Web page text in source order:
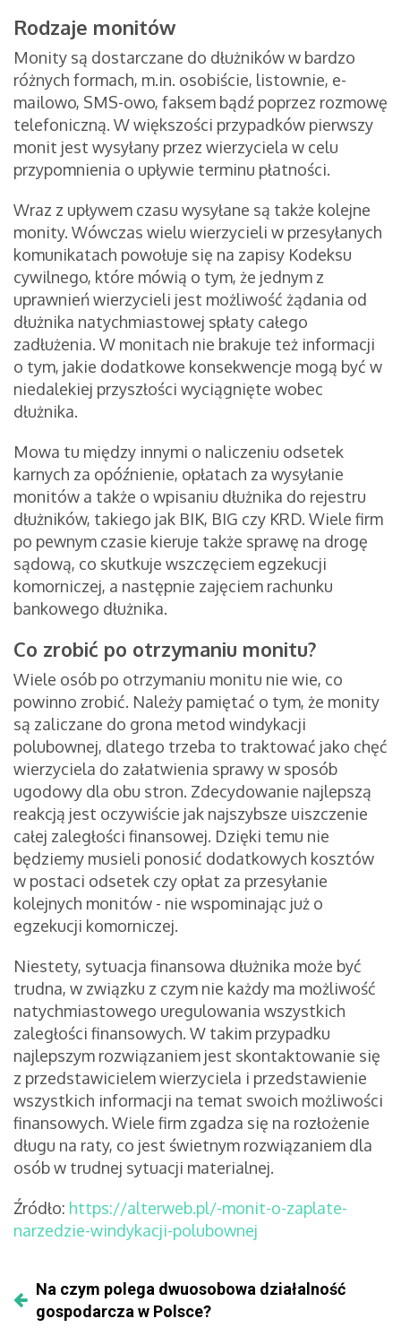
Rodzaje monitów
Monity są dostarczane do dłużników w bardzo
różnych formach, m.in. osobiście, listownie, e-
mailowo, SMS-owo, faksem bądź poprzez rozmowę
telefoniczną. W większości przypadków pierwszy
monit jest wysyłany przez wierzyciela w celu
przypomnienia o upływie terminu płatności.
Wraz z upływem czasu wysyłane są także kolejne
monity. Wówczas wielu wierzycieli w przesyłanych
komunikatach powołuje się na zapisy Kodeksu
cywilnego, które mówią o tym, że jednym z
uprawnień wierzycieli jest możliwość żądania od
dłużnika natychmiastowej spłaty całego
zadłużenia. W monitach nie brakuje też informacji
o tym, jakie dodatkowe konsekwencje mogą być w
niedalekiej przyszłości wyciągnięte wobec
dłużnika.
Mowa tu między innymi o naliczeniu odsetek
karnych za opóźnienie, opłatach za wysyłanie
monitów a także o wpisaniu dłużnika do rejestru
dłużników, takiego jak BIK, BIG czy KRD. Wiele firm
po pewnym czasie kieruje także sprawę na drogę
sądową, co skutkuje wszczęciem egzekucji
komorniczej, a następnie zajęciem rachunku
bankowego dłużnika.
Co zrobić po otrzymaniu monitu?
Wiele osób po otrzymaniu monitu nie wie, co
powinno zrobić. Należy pamiętać o tym, że monity
są zaliczane do grona metod windykacji
polubownej, dlatego trzeba to traktować jako chęć
wierzyciela do załatwienia sprawy w sposób
ugodowy dla obu stron. Zdecydowanie najlepszą
reakcją jest oczywiście jak najszybsze uiszczenie
całej zaległości finansowej. Dzięki temu nie
będziemy musieli ponosić dodatkowych kosztów
w postaci odsetek czy opłat za przesyłanie
kolejnych monitów - nie wspominając już o
egzekucji komorniczej.
Niestety, sytuacja finansowa dłużnika może być
trudna, w związku z czym nie każdy ma możliwość
natychmiastowego uregulowania wszystkich
zaległości finansowych. W takim przypadku
najlepszym rozwiązaniem jest skontaktowanie się
z przedstawicielem wierzyciela i przedstawienie
wszystkich informacji na temat swoich możliwości
finansowych. Wiele firm zgadza się na rozłożenie
długu na raty, co jest świetnym rozwiązaniem dla
osób w trudnej sytuacji materialnej.
Źródło: https://alterweb.pl/-monit-o-zaplate-
narzedzie-windykacji-polubownej
Na czym polega dwuosobowa działalność
gospodarcza w Polsce?